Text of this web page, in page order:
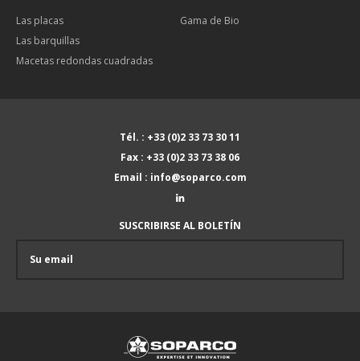
Las placas
Las barquillas
Macetas redondas cuadradas
Gama de Bio
Tél. : +33 (0)2 33 73 30 11
Fax : +33 (0)2 33 73 38 06
Email : info@soparco.com
SUSCRIBIRSE AL BOLETÍN